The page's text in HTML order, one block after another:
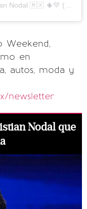
Una publicación compartida por Christian Nodal 🇲🇽 🌵💚 (@nodal)
Weekend,
en
autos, moda y
newsletter
Nodal que